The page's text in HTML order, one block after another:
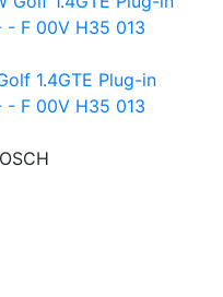
1.4GTE Plug-in
F 00V H35 013